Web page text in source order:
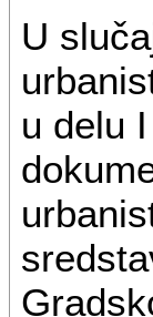
U
u delu